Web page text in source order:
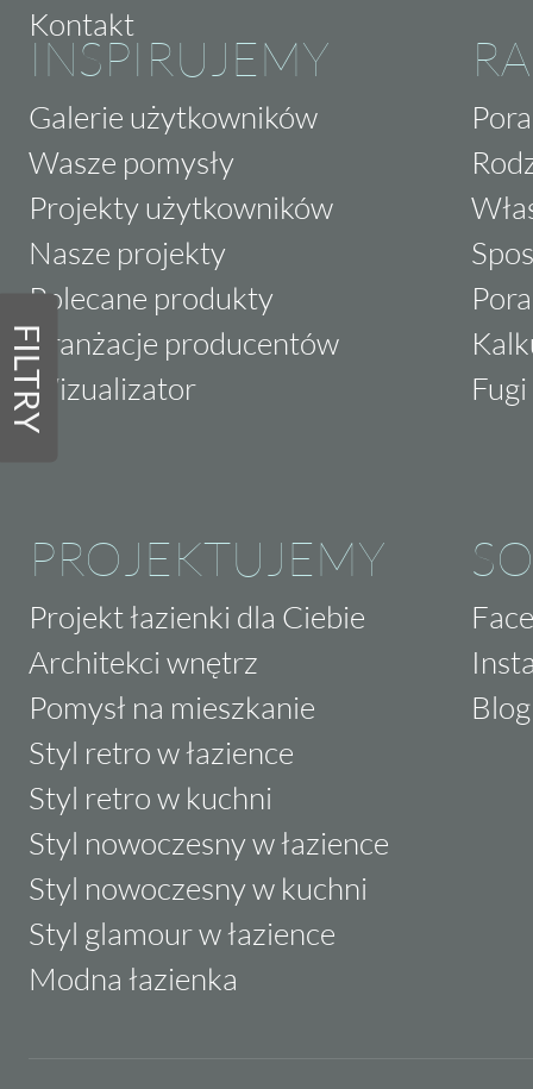
FILTRY
Kontakt
INSPIRUJEMY
Galerie użytkowników
Wasze pomysły
Projekty użytkowników
Nasze projekty
Polecane produkty
Aranżacje producentów
Wizualizator
PROJEKTUJEMY
Projekt łazienki dla Ciebie
Architekci wnętrz
Pomysł na mieszkanie
Styl retro w łazience
Styl retro w kuchni
Styl nowoczesny w łazience
Styl nowoczesny w kuchni
Styl glamour w łazience
Modna łazienka
Blog